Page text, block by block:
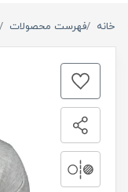
خانه فهرست محصولات